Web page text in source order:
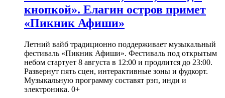
кнопкой». Елагин остров примет
«Пикник Афиши»
Летний вайб традиционно поддерживает музыкальный
фестиваль «Пикник Афиши». Фестиваль под открытым
небом стартует 8 августа в 12:00 и продлится до 23:00.
Развернут пять сцен, интерактивные зоны и фудкорт.
Музыкальную программу составят рэп, инди и
электроника. 0+